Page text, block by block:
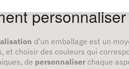
d’un emballage est un
et choisir des couleurs qui
de personnaliser chaque